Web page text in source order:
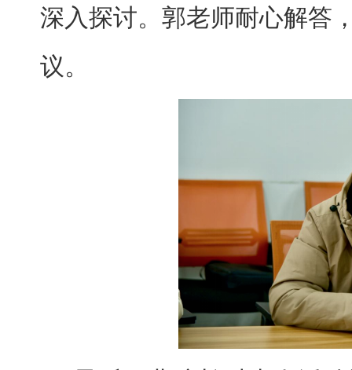
深入探讨。郭老师耐心解答
议。